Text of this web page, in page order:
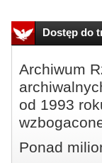
Dostęp do
Archiwum
od 1993
Ponad